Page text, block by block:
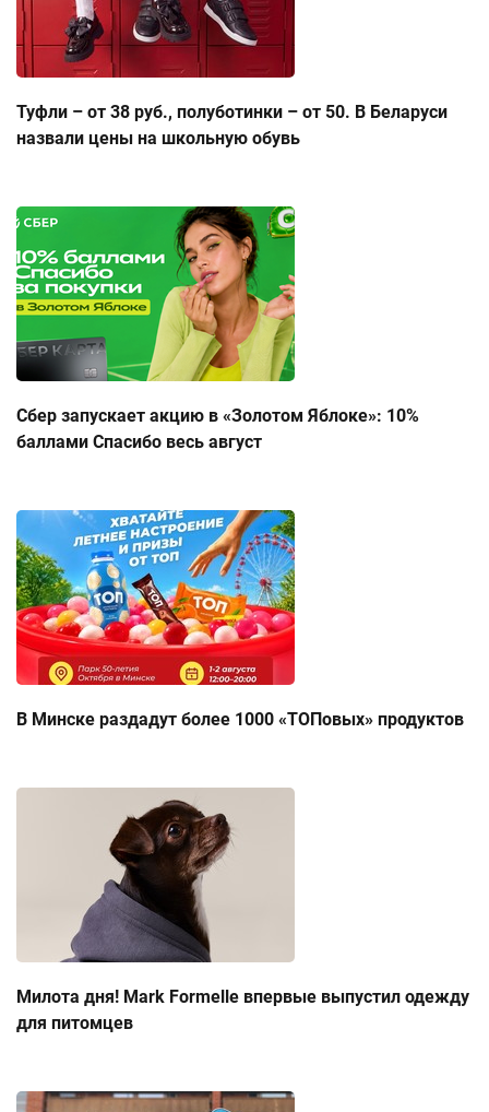
Туфли – от 38 руб., полуботинки – от 50. В Беларуси
назвали цены на школьную обувь
Сбер запускает акцию в «Золотом Яблоке»: 10%
баллами Спасибо весь август
В Минске раздадут более 1000 «ТОПовых» продуктов
Милота дня! Mark Formelle впервые выпустил одежду
для питомцев